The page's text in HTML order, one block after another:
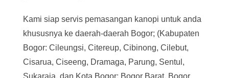
Kami siap servis pemasangan kanopi untuk anda
khususnya ke daerah-daerah Bogor; (Kabupaten
Bogor: Cileungsi, Citereup, Cibinong, Cilebut,
Cisarua, Ciseeng, Dramaga, Parung, Sentul,
Sukaraja, dan Kota Bogor: Bogor Barat, Bogor